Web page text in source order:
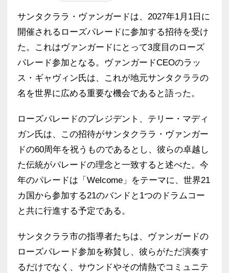
サンタクララ・ヴァンガードは、2027年1月1日に
開催されるローズパレードに参加する招待を受け
た。これはヴァンガードにとって3度目のローズ
パレード参加となる。ヴァンガードCEOのラッ
ス・ギャヴィン氏は、これが地元サンタクララの
名を世界に広める重要な機会であると語った。
ローズパレードのプレジデント、テリー・マディ
ガン氏は、この招待がサンタクララ・ヴァンガー
ドの60周年を祝うものであるとし、彼らの卓越し
た伝統がパレードの理念と一致すると述べた。今
年のパレードは「Welcome」をテーマに、世界21
カ国から参加する21のバンドと1つのドラムコー
と共に行進する予定である。
サンタクララ市の指導者たちは、ヴァンガードの
ローズパレード参加を称賛し、彼らがただ演奏す
るだけでなく、サウンドやその情熱でコミュニテ